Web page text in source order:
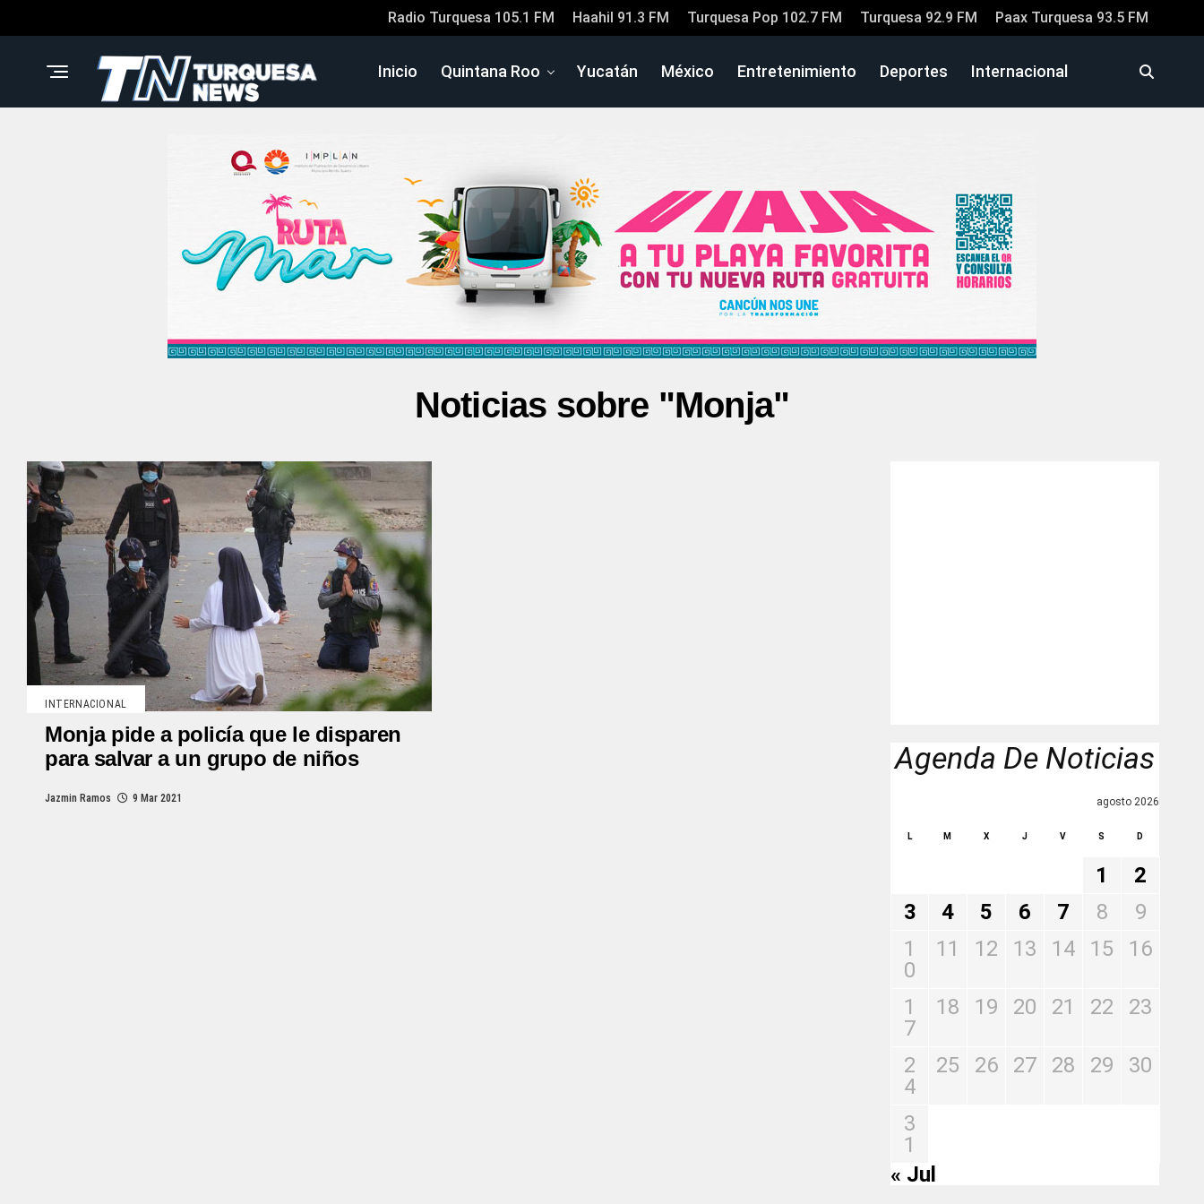
Radio Turquesa 105.1 FM Haahil 91.3 FM Turquesa Pop 102.7 FM Turquesa 92.9 FM Paax Turquesa 93.5 FM
Inicio Quintana Roo Yucatán México Entretenimiento Deportes Internacional
Noticias sobre "Monja"
INTERNACIONAL
Monja pide a policía que le disparen
para salvar a un grupo de niños
Jazmin Ramos 9 Mar 2021
Agenda De Noticias
agosto 2026
L M X J V S D
1
2
3
4 5 6 7 8
9
1
0
11 12 13 14 15 16
1
7
18 19 20 21 22 23
2
4
25 26 27 28 29 30
3
1
« Jul